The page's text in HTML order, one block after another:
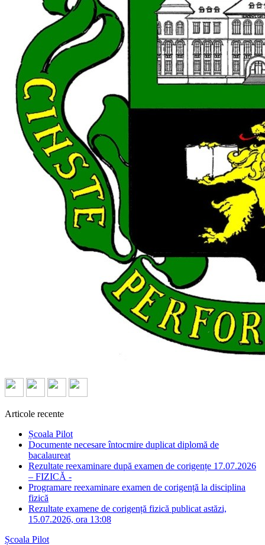
Articole recente
Școala Pilot
Documente necesare întocmire duplicat diplomă de
bacalaureat
Rezultate reexaminare după examen de corigențe 17.07.2026
– FIZICĂ -
Programare reexaminare examen de corigență la disciplina
fizică
Rezultate examene de corigență fizică publicat astăzi,
15.07.2026, ora 13:08
Școala Pilot